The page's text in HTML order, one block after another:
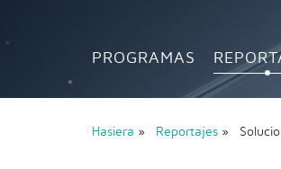
PROGRAMAS
Hasiera » Reportajes »